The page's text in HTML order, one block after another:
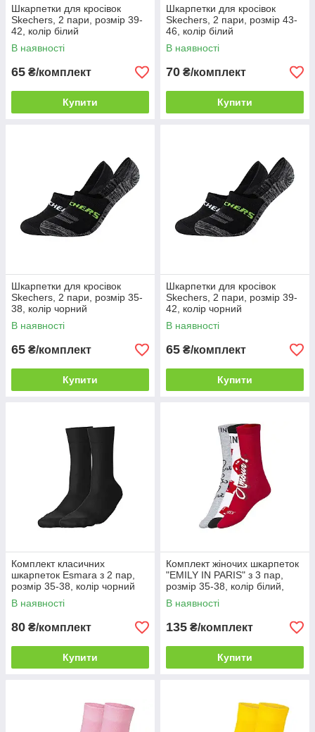
Шкарпетки для кросівок
Skechers, 2 пари, розмір 39-
42, колір білий
В наявності
65 ₴/комплект
Купити
Шкарпетки для кросівок
Skechers, 2 пари, розмір 43-
46, колір білий
В наявності
70 ₴/комплект
Купити
Шкарпетки для кросівок
Skechers, 2 пари, розмір 35-
38, колір чорний
В наявності
65 ₴/комплект
Купити
Шкарпетки для кросівок
Skechers, 2 пари, розмір 39-
42, колір чорний
В наявності
65 ₴/комплект
Купити
Комплект класичних
шкарпеток Esmara з 2 пар,
розмір 35-38, колір чорний
В наявності
80 ₴/комплект
Купити
Комплект жіночих шкарпеток
"EMILY IN PARIS" з 3 пар,
розмір 35-38, колір білий,
червоний, сірий
В наявності
135 ₴/комплект
Купити